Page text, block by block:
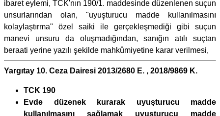
ibaret eylemi, TCK'nın 190/1. maddesinde düzenlenen suçun
unsurlarından olan, "uyuşturucu madde kullanılmasını
kolaylaştırma" özel saiki ile gerçekleşmediği gibi suçun
manevi unsuru da oluşmadığından, sanığın atılı suçtan
beraati yerine yazılı şekilde mahkûmiyetine karar verilmesi,
Yargıtay 10. Ceza Dairesi 2013/2680 E. , 2018/9869 K.
TCK 190
Evde düzenek kurarak uyuşturucu madde
kullanılmasını sağlamak uyuşturucu madde